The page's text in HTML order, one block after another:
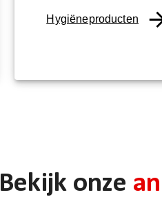
Hygiëneproducten
Bekijk onze